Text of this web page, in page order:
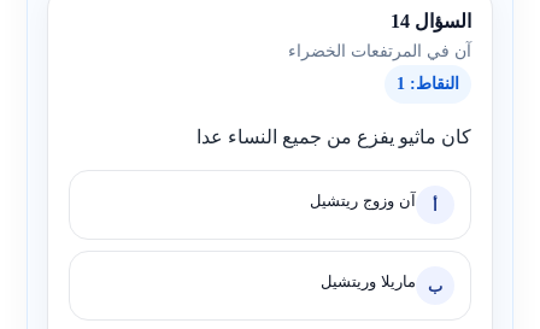
السؤال 14
آن في المرتفعات الخضراء
النقاط: 1
كان ماثيو يفزع من جميع النساء عدا
أ آن وزوج ريتشيل
ب ماريلا وريتشيل